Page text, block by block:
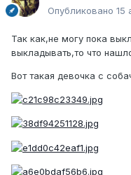
Опубликовано 15
Так как,не могу пока
выкладывать,то что
Вот такая девочка с